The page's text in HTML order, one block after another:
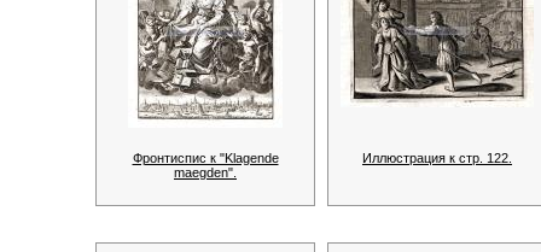
Фронтиспис к "Klagende
maegden".
Иллюстрация к стр. 122.